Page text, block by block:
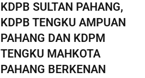
KDPB SULTAN PAHANG,
KDPB TENGKU AMPUAN
PAHANG DAN KDPM
TENGKU MAHKOTA
PAHANG BERKENAN